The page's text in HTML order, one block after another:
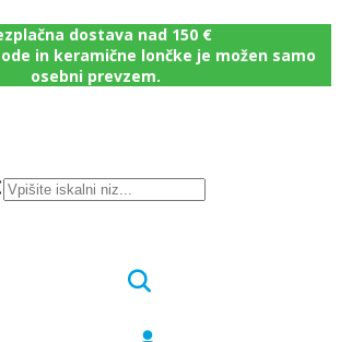
dostava nad 150 €
in keramične lončke je možen samo
osebni prevzem.